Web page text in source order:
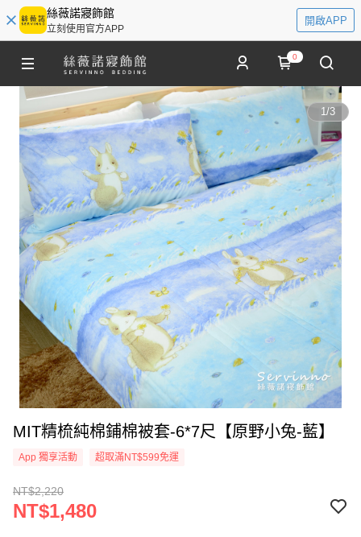
絲薇諾寢飾館
立刻使用官方APP
開啟APP
0
1/3
MIT精梳純棉鋪棉被套-6*7尺【原野小兔-藍】
App 獨享活動 超取滿NT$599免運
NT$2,220
NT$1,480